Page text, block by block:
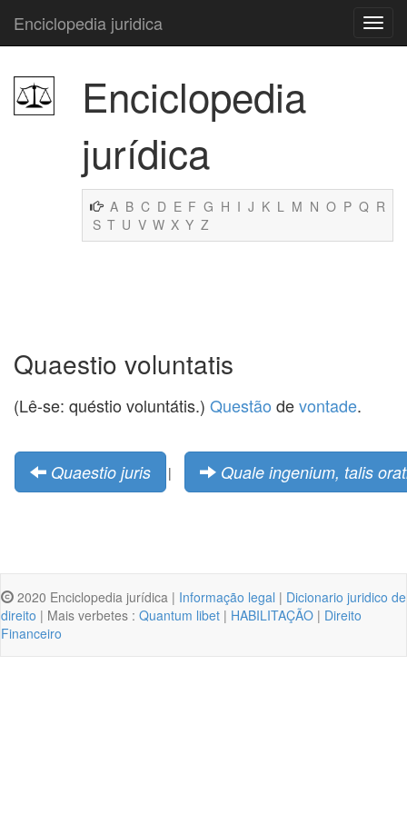
Enciclopedia juridica
Enciclopedia
jurídica
A B C D E F G H I J K L M N O P Q R
S T U V W X Y Z
Quaestio voluntatis
(Lê-se: quéstio voluntátis.) Questão devontade.
Quaestio juris | Quale ingenium, talis
2020 Enciclopedia jurídica | Informação legal | Dicionario juridico de
direito | Mais verbetes : Quantum libet | HABILITAÇÃO | Direito
Financeiro